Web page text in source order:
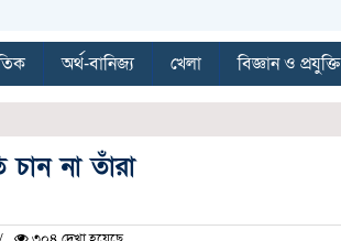
অর্থ-বানিজ্য খেলা বিজ্ঞান ও প্রযুক্তি
চান না তাঁরা